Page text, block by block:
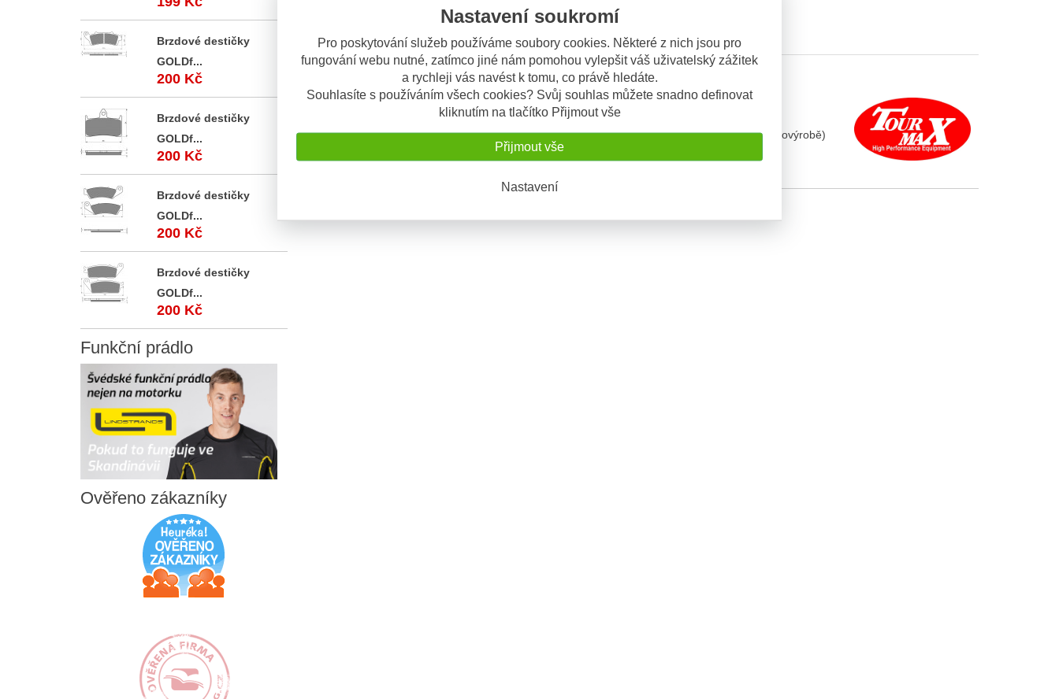
Nastavení soukromí
Pro poskytování služeb používáme soubory cookies. Některé z nich jsou pro
fungování webu nutné, zatímco jiné nám pomohou vylepšit váš uživatelský zážitek
a rychleji vás navést k tomu, co právě hledáte.
Souhlasíte s používáním všech cookies? Svůj souhlas můžete snadno definovat
kliknutím na tlačítko Přijmout vše
Přijmout vše
Nastavení
Popis Odeslat dotaz
Sada originálních ložisek do krku řízení od značky Tourmax.
Sada kuželíkových ložisek do krku řízení v originální kvalitě (stejný dodavatel ložisek jako v prvovýrobě)
Brzdové destičky
GOLDf...
200 Kč
Brzdové destičky
GOLDf...
200 Kč
Brzdové destičky
GOLDf...
200 Kč
Brzdové destičky
GOLDf...
200 Kč
Funkční prádlo
Ověřeno zákazníky